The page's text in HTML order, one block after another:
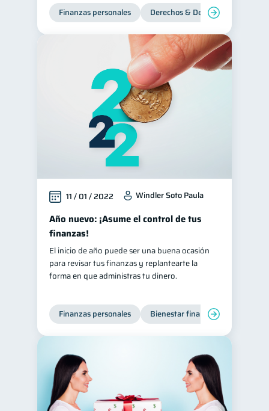
Finanzas personales Derechos & Deberes
11 / 01 / 2022 Windler Soto Paula
Año nuevo: ¡Asume el control de tus
finanzas!
El inicio de año puede ser una buena ocasión
para revisar tus finanzas y replantearte la
forma en que administras tu dinero.
Finanzas personales Bienestar financiero